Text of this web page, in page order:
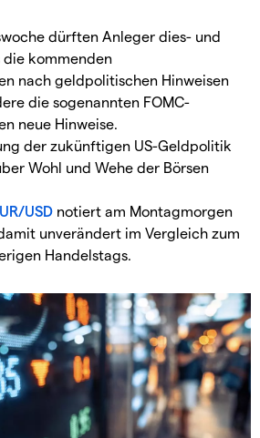
dürften Anleger dies- und
die kommenden
nach geldpolitischen Hinweisen
die sogenannten FOMC-
neue Hinweise.
der zukünftigen US-Geldpolitik
Wohl und Wehe der Börsen
USD notiert am Montagmorgen
unverändert im Vergleich zum
Handelstags.